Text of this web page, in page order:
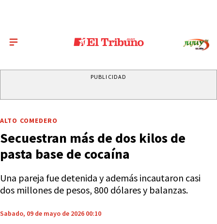
PUBLICIDAD
ALTO COMEDERO
Secuestran más de dos kilos de
pasta base de cocaína
Una pareja fue detenida y además incautaron casi
dos millones de pesos, 800 dólares y balanzas.
Sabado, 09 de mayo de 2026 00:10